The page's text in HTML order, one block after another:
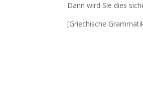
Dann wird Sie dies
[Griechische